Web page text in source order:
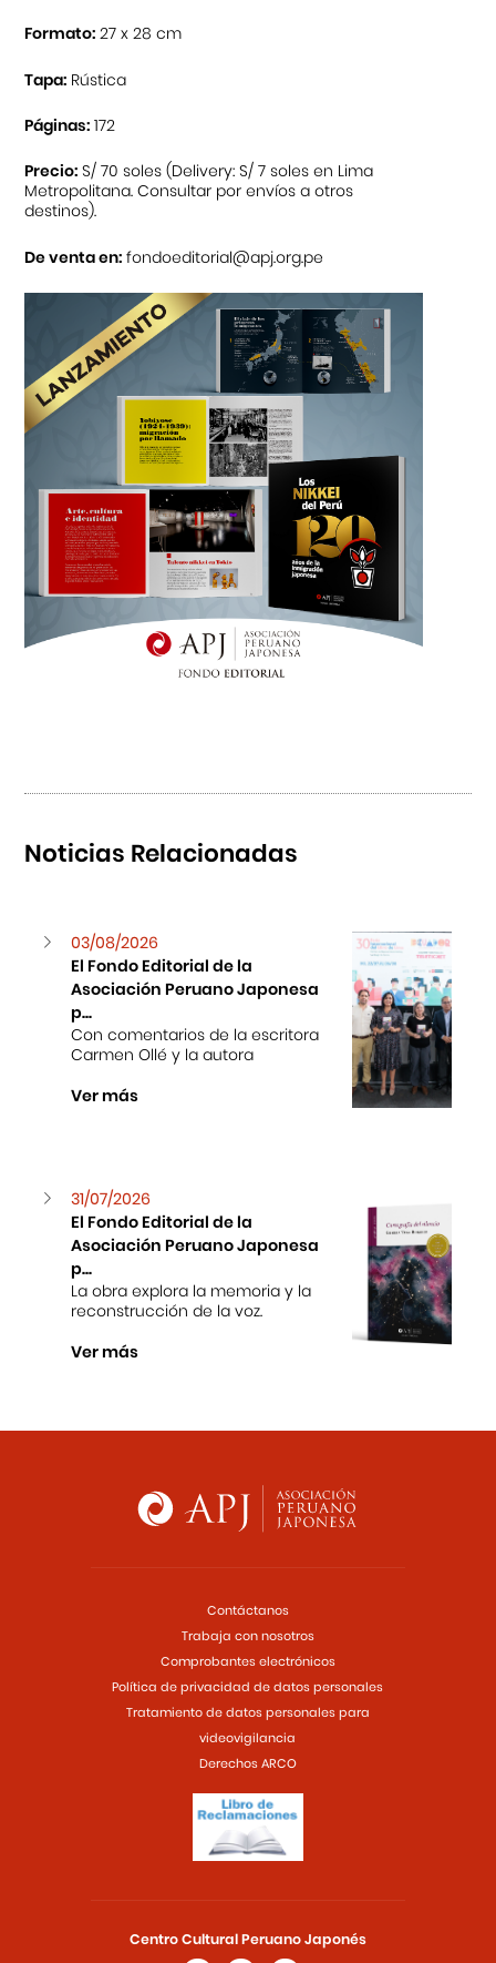
Formato: 27 x 28 cm
Tapa: Rústica
Páginas: 172
Precio: S/ 70 soles (Delivery: S/ 7 soles en Lima
Metropolitana. Consultar por envíos a otros
destinos).
De venta en: fondoeditorial@apj.org.pe
Noticias Relacionadas
03/08/2026
El Fondo Editorial de la
Asociación Peruano Japonesa
p...
Con comentarios de la escritora
Carmen Ollé y la autora
Ver más
31/07/2026
El Fondo Editorial de la
Asociación Peruano Japonesa
p...
La obra explora la memoria y la
reconstrucción de la voz.
Ver más
Centro Cultural Peruano Japonés
Contáctanos
Trabaja con nosotros
Comprobantes electrónicos
Política de privacidad de datos personales
Tratamiento de datos personales para
videovigilancia
Derechos ARCO